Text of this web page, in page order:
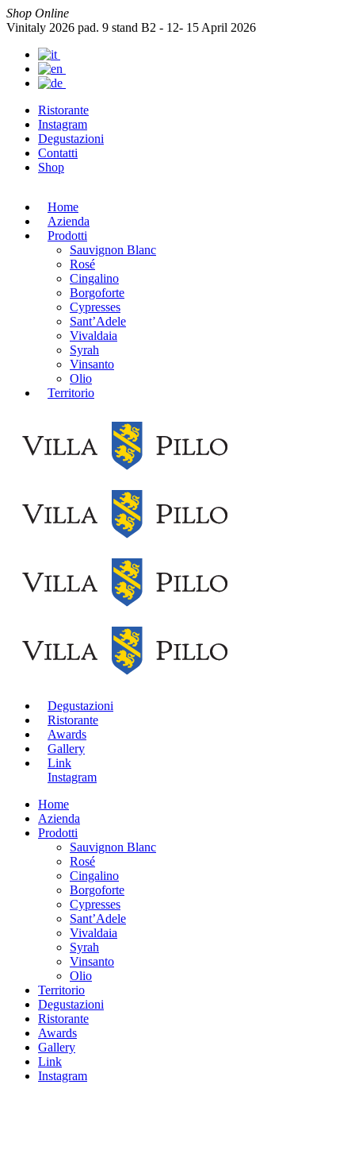
Shop Online
Vinitaly 2026 pad. 9 stand B2 - 12- 15 April 2026
Ristorante
Instagram
Degustazioni
Contatti
Shop
Home
Azienda
Prodotti
Sauvignon Blanc
Rosé
Cingalino
Borgoforte
Cypresses
Sant’Adele
Vivaldaia
Syrah
Vinsanto
Olio
Territorio
Degustazioni
Ristorante
Awards
Gallery
Link
Instagram
Home
Azienda
Prodotti
Sauvignon Blanc
Rosé
Cingalino
Borgoforte
Cypresses
Sant’Adele
Vivaldaia
Syrah
Vinsanto
Olio
Territorio
Degustazioni
Ristorante
Awards
Gallery
Link
Instagram